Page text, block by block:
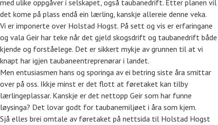
med ulike oppgåver i selskapet, også taubanedrift. Etter planen vil
det kome på plass endå ein lærling, kanskje allereie denne veka.
Vi er imponerte over Holstad Hogst. På sett og vis er erfaringane
og vala Geir har teke når det gjeld skogsdrift og taubanedrift både
kjende og forståelege. Det er sikkert mykje av grunnen til at vi
knapt har igjen taubaneentreprenørar i landet.
Men entusiasmen hans og sporinga av ei betring siste åra smittar
over på oss. Ikkje minst er det flott at føretaket kan tilby
lærlingeplassar. Kanskje er det nettopp Geir som har funne
løysinga? Det lovar godt for taubanemiljøet i åra som kjem.
Sjå elles brei omtale av føretaket på nettsida til Holstad Hogst